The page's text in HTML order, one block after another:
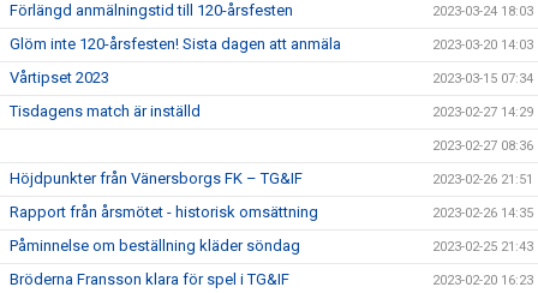
Förlängd anmälningstid till 120-årsfesten 2023-03-24 18:03
Glöm inte 120-årsfesten! Sista dagen att anmäla 2023-03-20 14:03
Vårtipset 2023 2023-03-15 07:34
Tisdagens match är inställd 2023-02-27 14:29
2023-02-27 08:36
Höjdpunkter från Vänersborgs FK – TG&IF 2023-02-26 21:51
Rapport från årsmötet - historisk omsättning 2023-02-26 14:35
Påminnelse om beställning kläder söndag 2023-02-25 21:43
Bröderna Fransson klara för spel i TG&IF 2023-02-20 16:23